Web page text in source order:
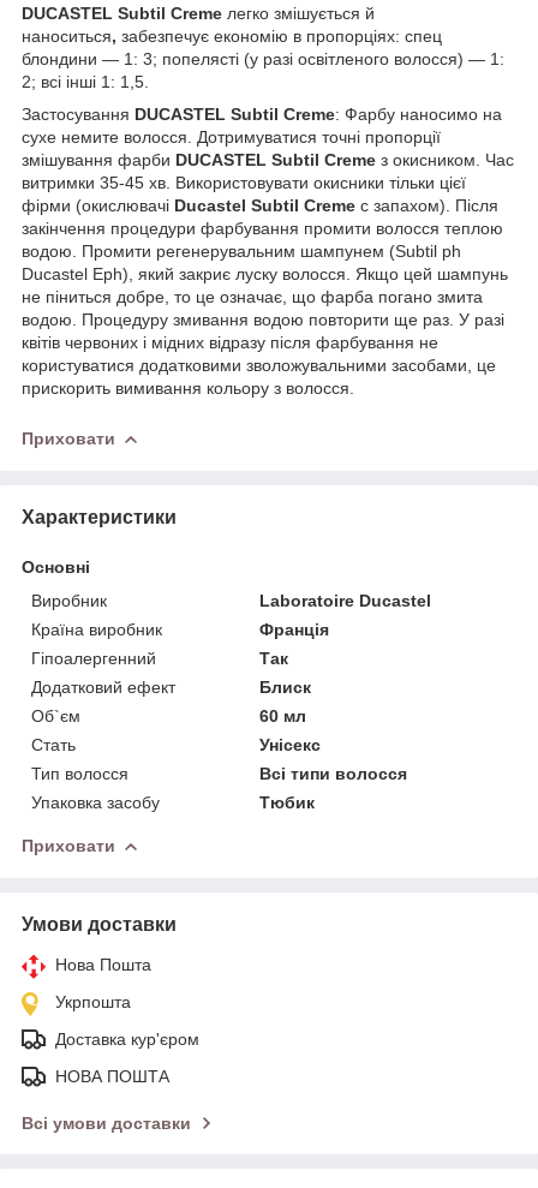
DUCASTEL Subtil Creme легко змішується й
наноситься, забезпечує економію в пропорціях: спец
блондини — 1: 3; попелясті (у разі освітленого волосся) — 1:
2; всі інші 1: 1,5.
Застосування DUCASTEL Subtil Creme: Фарбу наносимо на
сухе немите волосся. Дотримуватися точні пропорції
змішування фарби DUCASTEL Subtil Creme з окисником. Час
витримки 35-45 хв. Використовувати окисники тільки цієї
фірми (окислювачі Ducastel Subtil Creme с запахом). Після
закінчення процедури фарбування промити волосся теплою
водою. Промити регенерувальним шампунем (Subtil ph
Ducastel Eph), який закриє луску волосся. Якщо цей шампунь
не піниться добре, то це означає, що фарба погано змита
водою. Процедуру змивання водою повторити ще раз. У разі
квітів червоних і мідних відразу після фарбування не
користуватися додатковими зволожувальними засобами, це
прискорить вимивання кольору з волосся.
Приховати
Характеристики
Основні
Виробник
Laboratoire Ducastel
Країна виробник
Франція
Гіпоалергенний
Так
Додатковий ефект
Блиск
Об`єм
60 мл
Стать
Унісекс
Тип волосся
Всі типи волосся
Упаковка засобу
Тюбик
Приховати
Умови доставки
Нова Пошта
Укрпошта
Доставка кур'єром
НОВА ПОШТА
Всі умови доставки